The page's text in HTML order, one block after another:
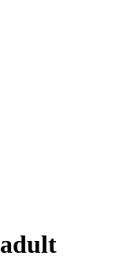
adult